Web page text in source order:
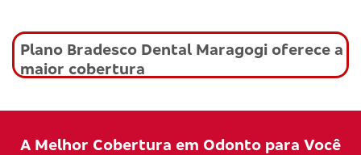
Plano Bradesco Dental Maragogi oferece a
maior cobertura
A Melhor Cobertura em Odonto para Você